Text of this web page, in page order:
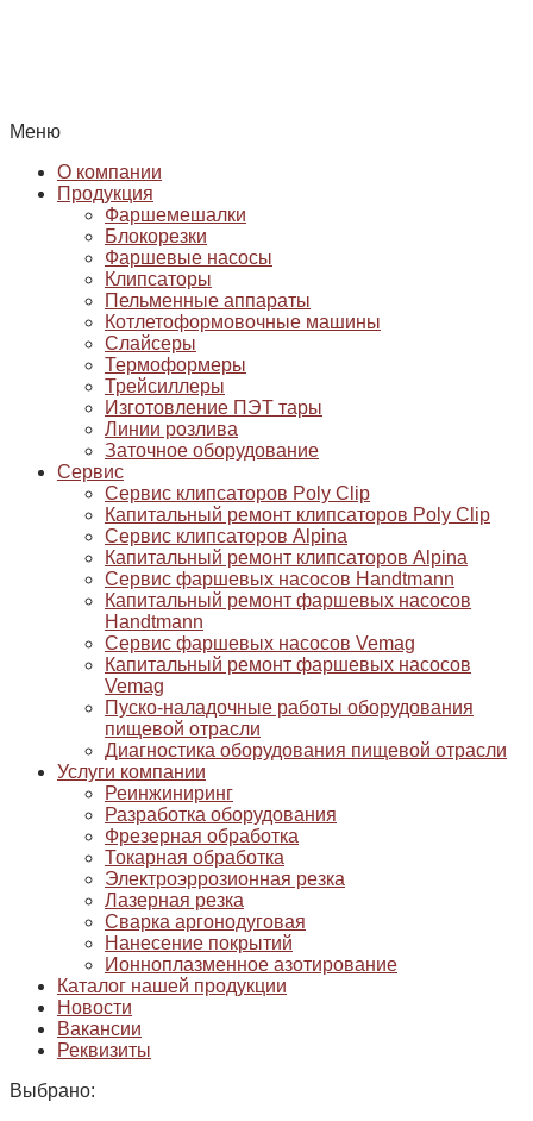
Меню
О компании
Продукция
Фаршемешалки
Блокорезки
Фаршевые насосы
Клипсаторы
Пельменные аппараты
Котлетоформовочные машины
Слайсеры
Термоформеры
Трейсиллеры
Изготовление ПЭТ тары
Линии розлива
Заточное оборудование
Сервис
Сервис клипсаторов Poly Clip
Капитальный ремонт клипсаторов Poly Clip
Сервис клипсаторов Alpina
Капитальный ремонт клипсаторов Alpina
Сервис фаршевых насосов Handtmann
Капитальный ремонт фаршевых насосов
Handtmann
Сервис фаршевых насосов Vemag
Капитальный ремонт фаршевых насосов
Vemag
Пуско-наладочные работы оборудования
пищевой отрасли
Диагностика оборудования пищевой отрасли
Услуги компании
Реинжиниринг
Разработка оборудования
Фрезерная обработка
Токарная обработка
Электроэррозионная резка
Лазерная резка
Сварка аргонодуговая
Нанесение покрытий
Ионноплазменное азотирование
Каталог нашей продукции
Новости
Вакансии
Реквизиты
Выбрано: